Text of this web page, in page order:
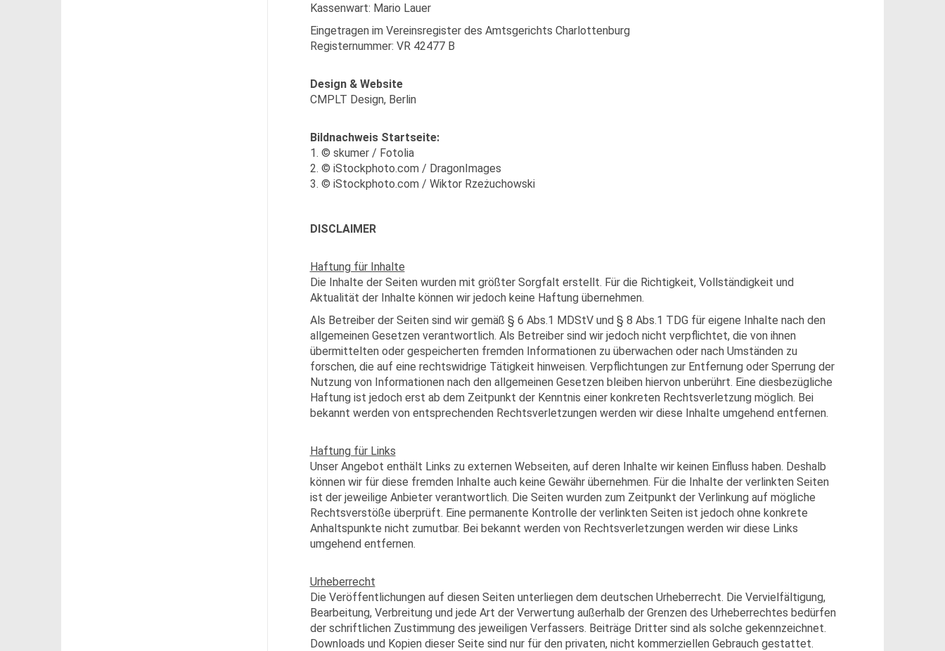
Kassenwart: Mario Lauer
Eingetragen im Vereinsregister des Amtsgerichts Charlottenburg
Registernummer: VR 42477 B
Design & Website
CMPLT Design, Berlin
Bildnachweis Startseite:
1. © skumer / Fotolia
2. © iStockphoto.com / DragonImages
3. © iStockphoto.com / Wiktor Rzeżuchowski
DISCLAIMER
Haftung für Inhalte
Die Inhalte der Seiten wurden mit größter Sorgfalt erstellt. Für die Richtigkeit, Vollständigkeit und
Aktualität der Inhalte können wir jedoch keine Haftung übernehmen.
Als Betreiber der Seiten sind wir gemäß § 6 Abs.1 MDStV und § 8 Abs.1 TDG für eigene Inhalte nach den
allgemeinen Gesetzen verantwortlich. Als Betreiber sind wir jedoch nicht verpflichtet, die von ihnen
übermittelten oder gespeicherten fremden Informationen zu überwachen oder nach Umständen zu
forschen, die auf eine rechtswidrige Tätigkeit hinweisen. Verpflichtungen zur Entfernung oder Sperrung der
Nutzung von Informationen nach den allgemeinen Gesetzen bleiben hiervon unberührt. Eine diesbezügliche
Haftung ist jedoch erst ab dem Zeitpunkt der Kenntnis einer konkreten Rechtsverletzung möglich. Bei
bekannt werden von entsprechenden Rechtsverletzungen werden wir diese Inhalte umgehend entfernen.
Haftung für Links
Unser Angebot enthält Links zu externen Webseiten, auf deren Inhalte wir keinen Einfluss haben. Deshalb
können wir für diese fremden Inhalte auch keine Gewähr übernehmen. Für die Inhalte der verlinkten Seiten
ist der jeweilige Anbieter verantwortlich. Die Seiten wurden zum Zeitpunkt der Verlinkung auf mögliche
Rechtsverstöße überprüft. Eine permanente Kontrolle der verlinkten Seiten ist jedoch ohne konkrete
Anhaltspunkte nicht zumutbar. Bei bekannt werden von Rechtsverletzungen werden wir diese Links
umgehend entfernen.
Urheberrecht
Die Veröffentlichungen auf diesen Seiten unterliegen dem deutschen Urheberrecht. Die Vervielfältigung,
Bearbeitung, Verbreitung und jede Art der Verwertung außerhalb der Grenzen des Urheberrechtes bedürfen
der schriftlichen Zustimmung des jeweiligen Verfassers. Beiträge Dritter sind als solche gekennzeichnet.
Downloads und Kopien dieser Seite sind nur für den privaten, nicht kommerziellen Gebrauch gestattet.